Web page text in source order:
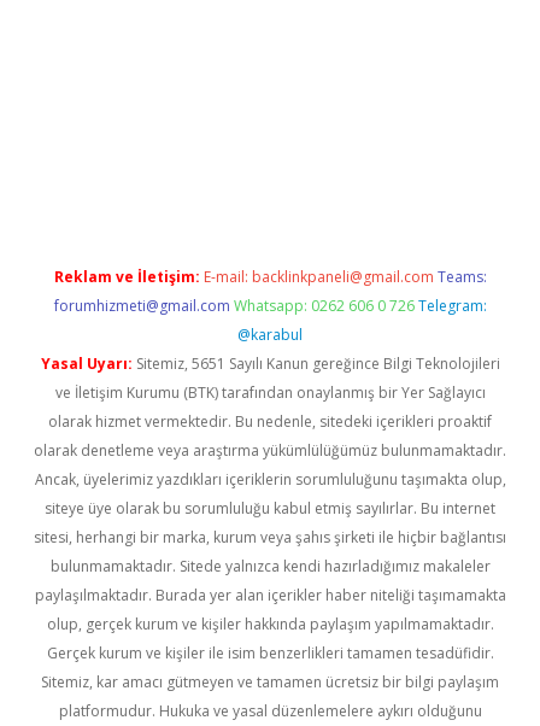
Reklam ve İletişim: E-mail: backlinkpaneli@gmail.com Teams:
forumhizmeti@gmail.com Whatsapp: 0262 606 0 726 Telegram:
@karabul
Yasal Uyarı: Sitemiz, 5651 Sayılı Kanun gereğince Bilgi Teknolojileri
ve İletişim Kurumu (BTK) tarafından onaylanmış bir Yer Sağlayıcı
olarak hizmet vermektedir. Bu nedenle, sitedeki içerikleri proaktif
olarak denetleme veya araştırma yükümlülüğümüz bulunmamaktadır.
Ancak, üyelerimiz yazdıkları içeriklerin sorumluluğunu taşımakta olup,
siteye üye olarak bu sorumluluğu kabul etmiş sayılırlar. Bu internet
sitesi, herhangi bir marka, kurum veya şahıs şirketi ile hiçbir bağlantısı
bulunmamaktadır. Sitede yalnızca kendi hazırladığımız makaleler
paylaşılmaktadır. Burada yer alan içerikler haber niteliği taşımamakta
olup, gerçek kurum ve kişiler hakkında paylaşım yapılmamaktadır.
Gerçek kurum ve kişiler ile isim benzerlikleri tamamen tesadüfidir.
Sitemiz, kar amacı gütmeyen ve tamamen ücretsiz bir bilgi paylaşım
platformudur. Hukuka ve yasal düzenlemelere aykırı olduğunu